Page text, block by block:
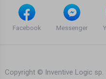
Facebook Messenger
Copyright © Inventive Logic sp.